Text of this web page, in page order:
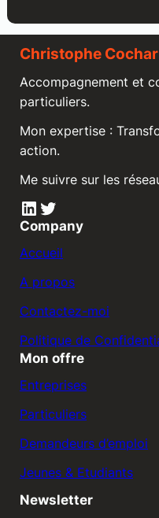
Christophe
Accompagnement et
particuliers.
Mon expertise :
action.
Me suivre sur les
LinkedIn Twitter
Company
Accueil
A propos
Contactez-moi
Politique de
Mon offre
Entreprises
Particuliers
Demandeurs d’emploi
Jeunes & Etudiants
Newsletter